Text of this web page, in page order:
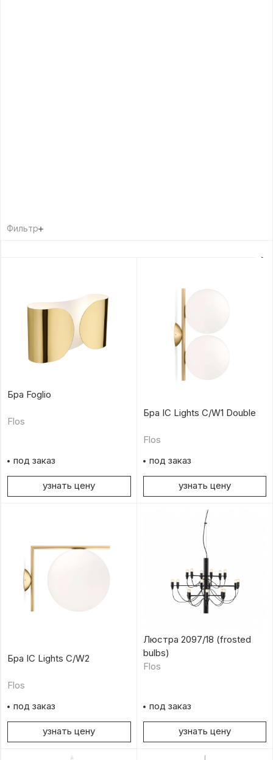
Фильтр
Бра Foglio
Flos
под заказ
узнать цену
Бра IC Lights C/W1 Double
Flos
под заказ
узнать цену
Бра IC Lights C/W2
Flos
под заказ
узнать цену
Люстра 2097/18 (frosted
bulbs)
Flos
под заказ
узнать цену